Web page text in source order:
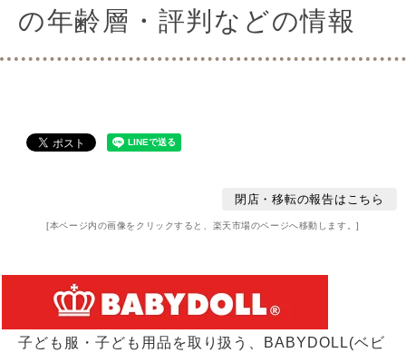
の年齢層・評判などの情報
閉店・移転の報告はこちら
[本ページ内の画像をクリックすると、楽天市場のページへ移動します。]
子ども服・子ども用品を取り扱う、BABYDOLL(ベビ